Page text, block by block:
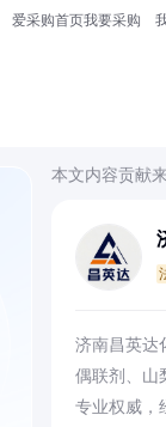
爱采购首页我要采购
本文内容贡献来
济南昌英达
偶联剂、山
专业权威，